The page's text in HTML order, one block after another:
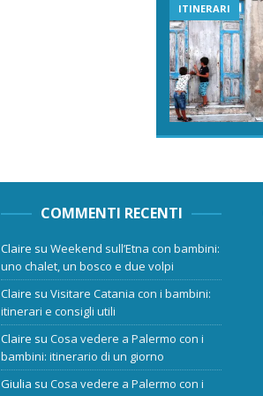
ITINERARI
COMMENTI RECENTI
Claire suWeekend sull’Etna con bambini:
uno chalet, un bosco e due volpi
Claire suVisitare Catania con i bambini:
itinerari e consigli utili
Claire suCosa vedere a Palermo con i
bambini: itinerario di un giorno
Giulia suCosa vedere a Palermo con i